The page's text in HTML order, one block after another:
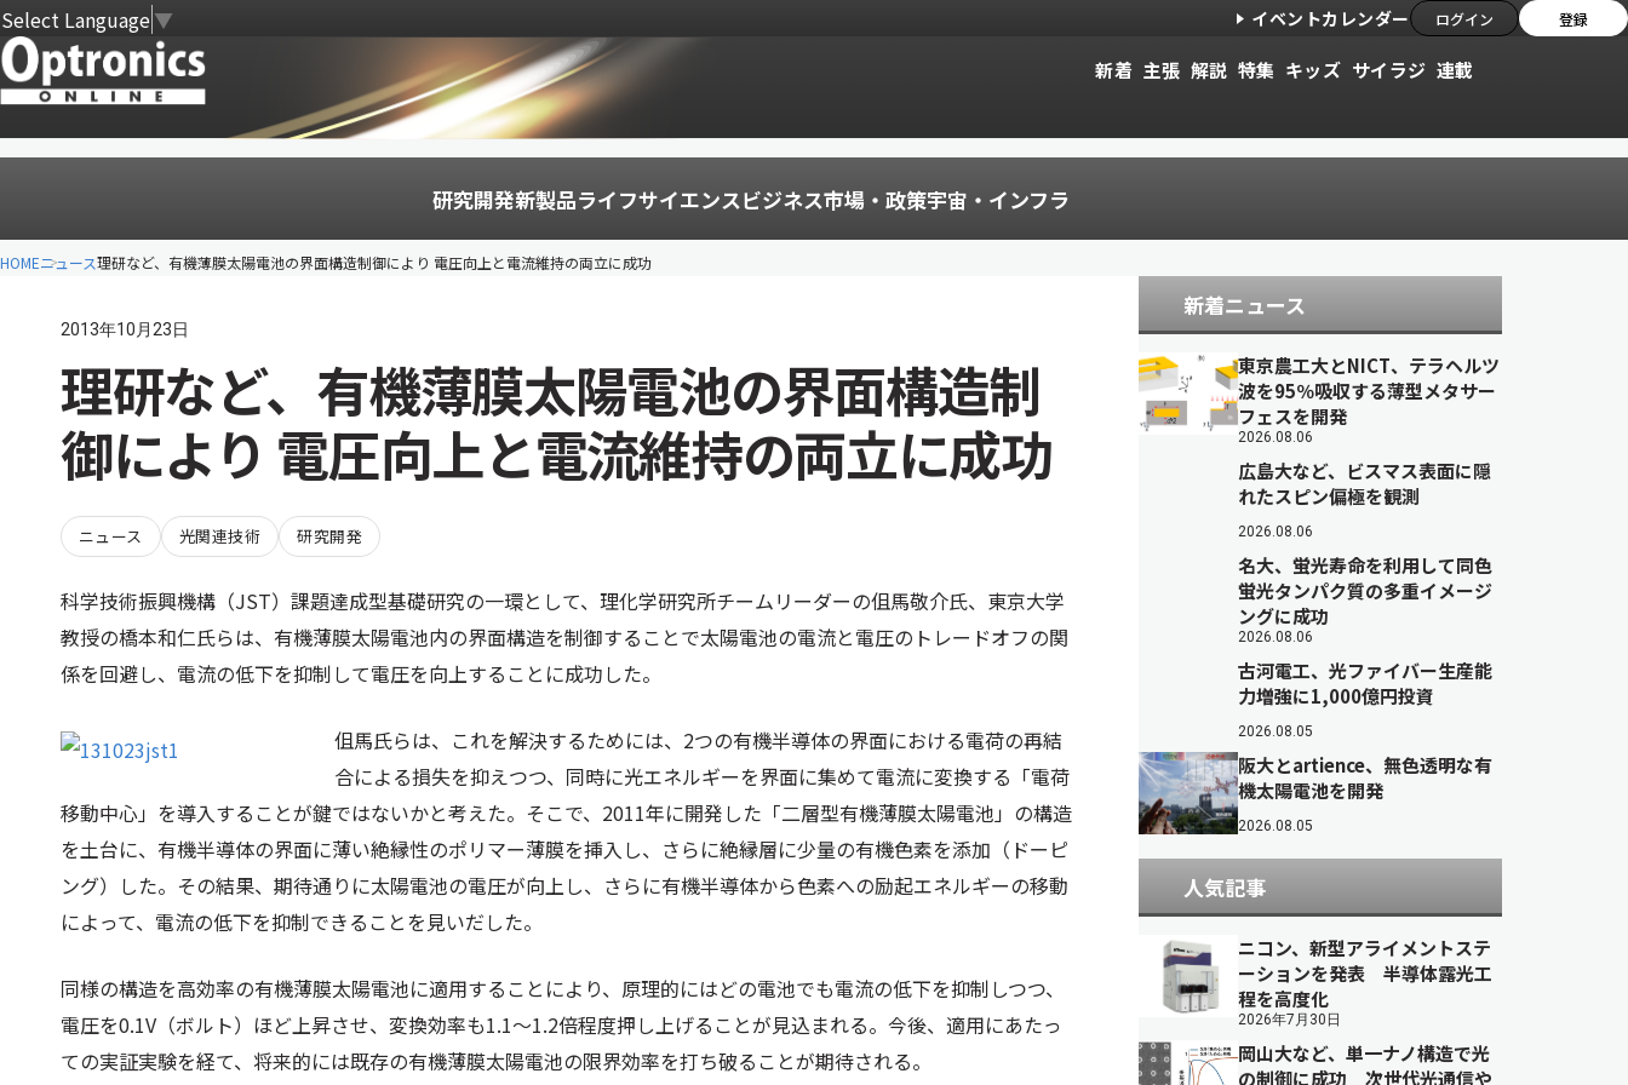
Select Language▼ イベントカレンダー ログイン 登録
新着 主張 解説 特集 キッズ サイラジ 連載
研究開発新製品ライフサイエンスビジネス市場・政策宇宙・インフラ
HOMEニュース理研など、有機薄膜太陽電池の界面構造制御により 電圧向上と電流維持の両立に成功
2013年10月23日
理研など、有機薄膜太陽電池の界面構造制
御により 電圧向上と電流維持の両立に成功
ニュース 光関連技術 研究開発
科学技術振興機構（JST）課題達成型基礎研究の一環として、理化学研究所チームリーダーの伹馬敬介氏、東京大学
教授の橋本和仁氏らは、有機薄膜太陽電池内の界面構造を制御することで太陽電池の電流と電圧のトレードオフの関
係を回避し、電流の低下を抑制して電圧を向上することに成功した。
伹馬氏らは、これを解決するためには、2つの有機半導体の界面における電荷の再結
合による損失を抑えつつ、同時に光エネルギーを界面に集めて電流に変換する「電荷
移動中心」を導入することが鍵ではないかと考えた。そこで、2011年に開発した「二層型有機薄膜太陽電池」の構造
を土台に、有機半導体の界面に薄い絶縁性のポリマー薄膜を挿入し、さらに絶縁層に少量の有機色素を添加（ドーピ
ング）した。その結果、期待通りに太陽電池の電圧が向上し、さらに有機半導体から色素への励起エネルギーの移動
によって、電流の低下を抑制できることを見いだした。
同様の構造を高効率の有機薄膜太陽電池に適用することにより、原理的にはどの電池でも電流の低下を抑制しつつ、
電圧を0.1V（ボルト）ほど上昇させ、変換効率も1.1～1.2倍程度押し上げることが見込まれる。今後、適用にあたっ
ての実証実験を経て、将来的には既存の有機薄膜太陽電池の限界効率を打ち破ることが期待される。
新着ニュース
東京農工大とNICT、テラヘルツ
波を95％吸収する薄型メタサー
フェスを開発
2026.08.06
広島大など、ビスマス表面に隠
れたスピン偏極を観測
2026.08.06
名大、蛍光寿命を利用して同色
蛍光タンパク質の多重イメージ
ングに成功
2026.08.06
古河電工、光ファイバー生産能
力増強に1,000億円投資
2026.08.05
阪大とartience、無色透明な有
機太陽電池を開発
2026.08.05
人気記事
ニコン、新型アライメントステ
ーションを発表 半導体露光工
程を高度化
2026年7月30日
岡山大など、単一ナノ構造で光
の制御に成功 次世代光通信や